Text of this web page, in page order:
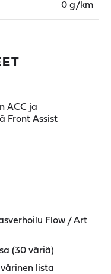
0 g/km
ACC ja
Front Assist
Flow / Art
(30 väriä)
lista